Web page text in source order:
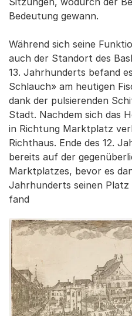
Bedeutung gewann.
Während sich seine
auch der Standort des
13. Jahrhunderts befand
Schlauch» am heutigen
dank der pulsierenden
Stadt. Nachdem sich das
in Richtung Marktplatz
Richthaus. Ende des 12.
bereits auf der
Marktplatzes, bevor es
Jahrhunderts seinen
fand